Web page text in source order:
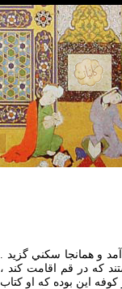
، ولي به اصفهان آمد و همانجا سكني گزيد .
كه در قم اقامت كند ،
اين بوده كه او كتاب